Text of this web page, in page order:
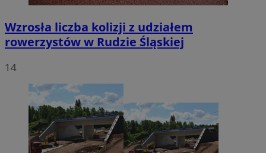
Wzrosła liczba kolizji z udziałem
rowerzystów w Rudzie Śląskiej
14